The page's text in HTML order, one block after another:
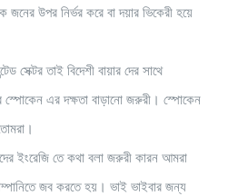
উপর নির্ভর করে বা দয়ার ভিকেরী হয়ে
সেক্টর তাই বিদেশী বায়ার দের সাথে
স্পোকেন এর দক্ষতা বাড়ানো জরুরী। স্পোকেন
ইংরেজি তে কথা বলা জরুরী কারন আমরা
জব করতে হয়। ভাই ভাইবার জন্য